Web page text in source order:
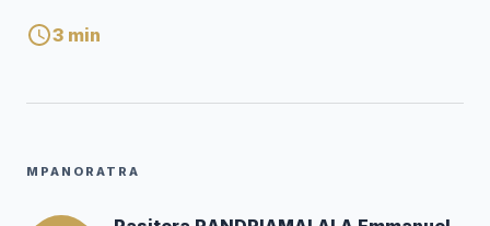
3 min
MPANORATRA